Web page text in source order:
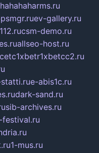
hahahaharms.ru
ev-gallery.ru
csm-demo.ru
allseo-host.ru
e-abis1c.ru
dark-sand.ru
sib-archives.ru
festival.ru
1-mus.ru